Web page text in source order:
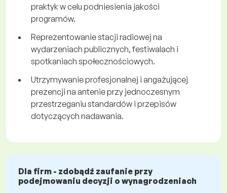
praktyk w celu podniesienia jakości
programów.
Reprezentowanie stacji radiowej na
wydarzeniach publicznych, festiwalach i
spotkaniach społecznościowych.
Utrzymywanie profesjonalnej i angażującej
prezencji na antenie przy jednoczesnym
przestrzeganiu standardów i przepisów
dotyczących nadawania.
Dla firm - zdobądź zaufanie przy
podejmowaniu decyzji o wynagrodzeniach